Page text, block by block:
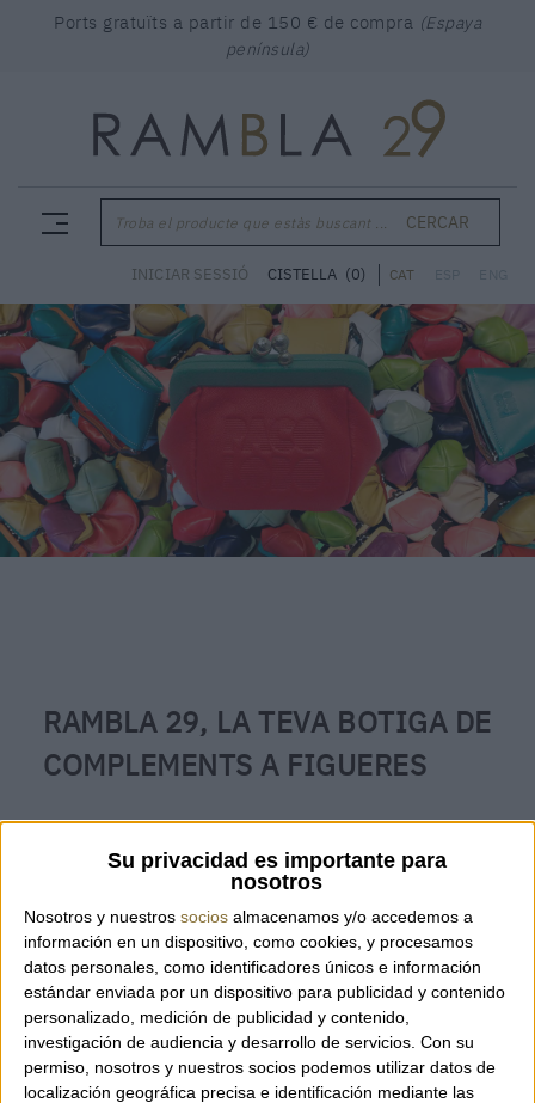
Su privacidad es importante para
nosotros
Nosotros y nuestros socios almacenamos y/o accedemos a
información en un dispositivo, como cookies, y procesamos
datos personales, como identificadores únicos e información
estándar enviada por un dispositivo para publicidad y contenido
personalizado, medición de publicidad y contenido,
investigación de audiencia y desarrollo de servicios. Con su
permiso, nosotros y nuestros socios podemos utilizar datos de
localización geográfica precisa e identificación mediante las
Ports gratuïts a partir de 150 € de compra (Espaya
península)
Troba el producte que estàs buscant ... CERCAR
CAT
INICIAR SESSIÓ CISTELLA (0)
RAMBLA 29, LA TEVA BOTIGA DE
COMPLEMENTS A FIGUERES
referència a Figueres i l'Empordà. Amb més de 40
anys oferint articles de moda, complements,
accessoris i molt més, amb les millors i més
elegants marques del mercat, la trajectòria de
RAMBLA 29és indiscutible. Apostant sempre per
un toc chic, la moda, l'art, l'atreviment i els
productes exquisits d'alta qualitat,RAMBLA 29